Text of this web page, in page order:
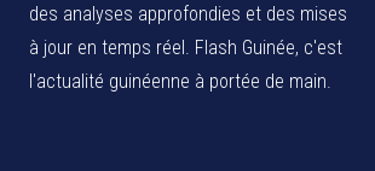
des analyses approfondies et des mises
à jour en temps réel. Flash Guinée, c'est
l'actualité guinéenne à portée de main.